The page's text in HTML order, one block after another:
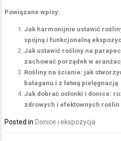
Powiązane wpisy:
Jak harmonijnie ustawić
spójną i funkcjonalną
Jak ustawić rośliny na
zachować porządek w
Rośliny na ścianie: jak
bałaganu i z łatwą pielęgnacją
Jak dobrać osłonki i donice:
zdrowych i efektownych roślin
Posted in Donice i ekspozycja